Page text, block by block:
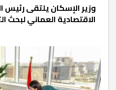
وزير الإسكان يلتقى رئيس
الاقتصادية العماني لبحث